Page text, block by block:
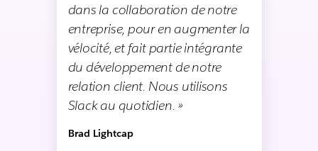
dans la collaboration de notre
entreprise, pour en augmenter la
vélocité, et fait partie intégrante
du développement de notre
relation client. Nous utilisons
Slack au quotidien. »
Brad Lightcap